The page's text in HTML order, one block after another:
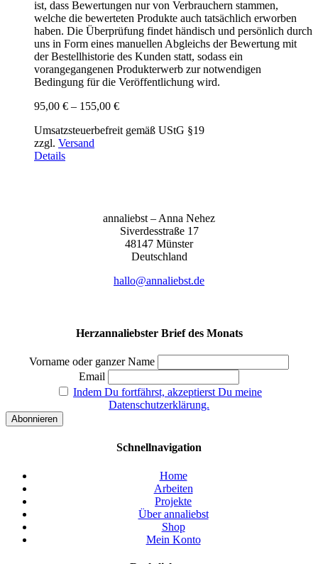
ist, dass Bewertungen nur von Verbrauchern stammen,
welche die bewerteten Produkte auch tatsächlich erworben
haben. Die Überprüfung findet händisch und persönlich durch
uns in Form eines manuellen Abgleichs der Bewertung mit
der Bestellhistorie des Kunden statt, sodass ein
vorangegangenen Produkterwerb zur notwendigen
Bedingung für die Veröffentlichung wird.
95,00 € – 155,00 €Preisspanne:
bis
Umsatzsteuerbefreit gemäß UStG §19
zzgl. Versand
Details
anna­liebst – Anna Nehez
Sive­r­des­stra­ße 17
48147 Müns­ter
Deutsch­land
hallo@annaliebst.de
Herzannaliebster Brief des Monats
Vorname oder ganzer Name
Email
Indem Du fortfährst, akzeptierst Du meine
Datenschutzerklärung.
Schnellnavigation
Home
Arbeiten
Projekte
Über annaliebst
Shop
Mein Konto